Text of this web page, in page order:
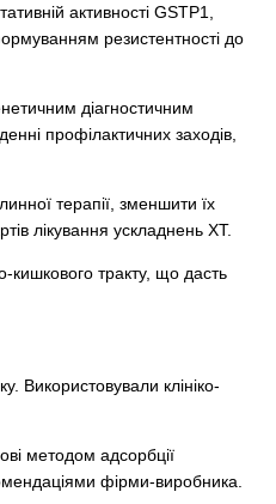
активності GSTР1,
резистентності до
діагностичним
профілактичних заходів,
терапії, зменшити їх
лікування ускладнень ХТ.
кишкового тракту, що дасть
Використовували клініко-
методом адсорбції
фірми-виробника.